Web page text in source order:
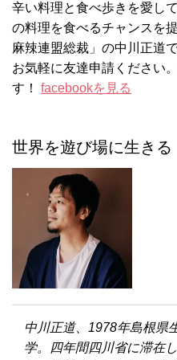
辛い料理と食べ歩きを愛し
の料理を食べるチャンスを
麻辣連盟総裁」の中川正道
お気軽に友達申請ください
す！ facebookを見る
世界を遊び場に生きる
中川正道、1978年島根県
学。四年間四川省に滞在